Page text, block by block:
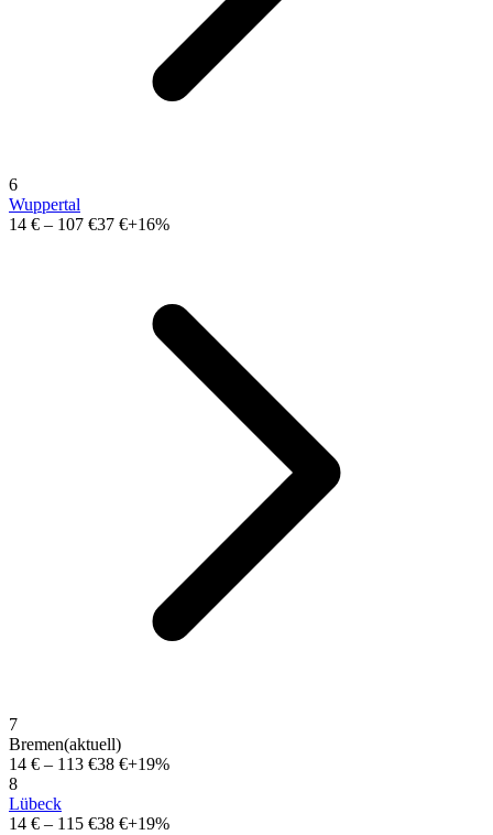
6
Wuppertal
14 € – 107 €37 €+16%
7
Bremen(aktuell)
14 € – 113 €38 €+19%
8
Lübeck
14 € – 115 €38 €+19%